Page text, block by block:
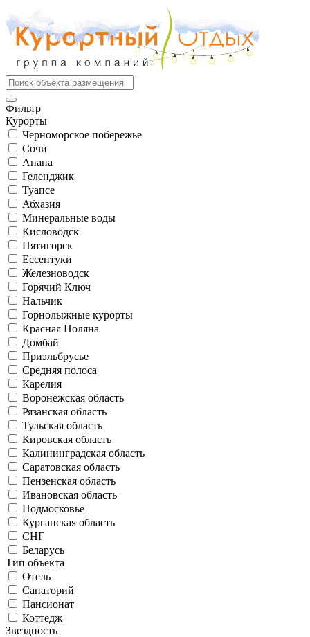
Фильтр
Курорты
Черноморское побережье
Сочи
Анапа
Геленджик
Туапсе
Абхазия
Минеральные воды
Кисловодск
Пятигорск
Ессентуки
Железноводск
Горячий Ключ
Нальчик
Горнолыжные курорты
Красная Поляна
Домбай
Приэльбрусье
Средняя полоса
Карелия
Воронежская область
Рязанская область
Тульская область
Кировская область
Калининградская область
Саратовская область
Пензенская область
Ивановская область
Подмосковье
Курганская область
СНГ
Беларусь
Тип объекта
Отель
Санаторий
Пансионат
Коттедж
Звездность